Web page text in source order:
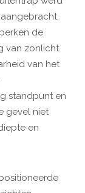
de
van zonlicht.
van het
standpunt en
gevel niet
en